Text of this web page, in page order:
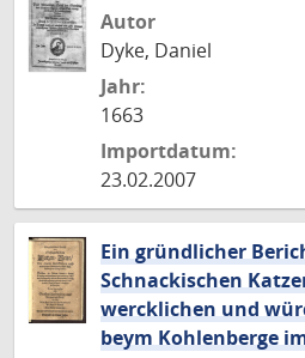
Autor
Dyke, Daniel
Jahr:
1663
Importdatum:
23.02.2007
Ein gründlicher
Schnackischen
wercklichen und
beym Kohlenberge